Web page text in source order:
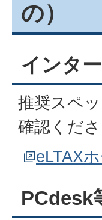
の）
インタ
推奨スペ
確認くださ
eLTAX
PCdesk